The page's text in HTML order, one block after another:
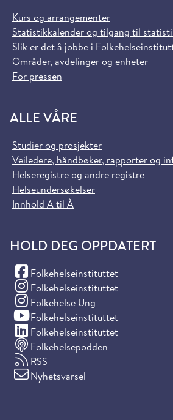
Kurs og arrangementer
Statistikkalender og tilgang til
Slik er det å jobbe i
Områder, avdelinger og enheter
For pressen
ALLE VÅRE
Studier og prosjekter
Veiledere, håndbøker, rapporter og
Helseregistre og andre registre
Helseundersøkelser
Innhold A til Å
HOLD DEG OPPDATERT
Folkehelseinstituttet
(Facebook)
Folkehelseinstituttet
(Instagram)
Folkehelse Ung
(Instagram)
Folkehelseinstituttet
(YouTube)
Folkehelseinstituttet
(LinkedIn)
Folkehelsepodden
RSS
Nyhetsvarsel